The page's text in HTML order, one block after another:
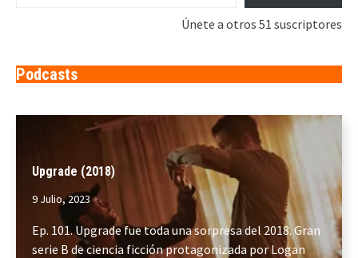
Únete a otros 51 suscriptores
Podcasts
Upgrade (2018)
9 Julio, 2023
Ep. 101. Upgrade fue toda una sorpresa del 2018. Gran
serie B de ciencia ficción protagonizada por Logan